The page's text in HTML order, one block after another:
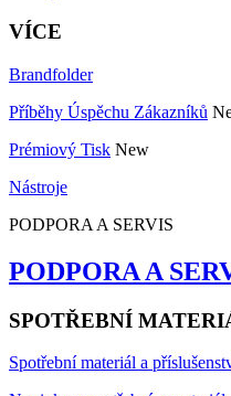
VÍCE
Brandfolder
Příběhy Úspěchu Zákazníků
Prémiový Tisk New
Nástroje
PODPORA A SERVIS
PODPORA A
SPOTŘEBNÍ
Spotřební materiál a